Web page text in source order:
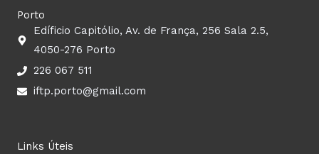
Porto
Edíficio Capitólio, Av. de França, 256 Sala 2.5,
4050-276 Porto
226 067 511
iftp.porto@gmail.com
Links Úteis